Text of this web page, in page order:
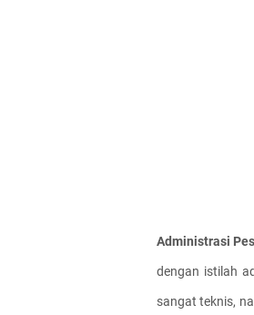
Administrasi
dengan istilah
sangat teknis,